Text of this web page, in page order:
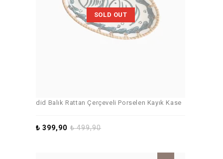
SOLD OUT
did Balık Rattan Çerçeveli Porselen Kayık Kase
₺499,90
₺ 399,90